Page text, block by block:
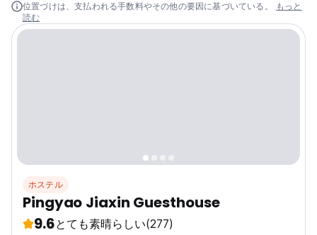
位置づけは、支払われる手数料やその他の要因に基づいている。
もっと
読む
ホステル
Pingyao Jiaxin Guesthouse
9.6とても素晴らしい(277)